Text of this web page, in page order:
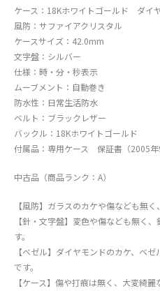
ケース：18Kホワイトゴールド ダイ
風防：サファイアクリスタル
ケースサイズ：42.0mm
文字盤：シルバー
仕様：時・分・秒表示
ムーブメント：自動巻き
防水性：日常生活防水
ベルト：ブラックレザー
バックル：18Kホワイトゴールド
付属品：専用ケース 保証書（2005
中古品（商品ランク：A）
【風防】ガラスのカケや傷なども無く
【針・文字盤】変色や傷なども無く
す。
【ベゼル】ダイヤモンドのカケ、ベ
です。
【ケース】傷や打痕は無く、大変綺麗